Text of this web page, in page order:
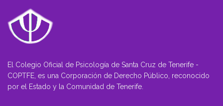
El Colegio Oficial de Psicología de Santa Cruz de Tenerife -
COPTFE, es una Corporación de Derecho Público, reconocido
por el Estado y la Comunidad de Tenerife.